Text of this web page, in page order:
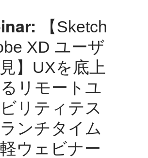
【Sketch
XD ユーザ
】UXを底上
リモートユ
リティテス
ランチタイム
ウェビナー